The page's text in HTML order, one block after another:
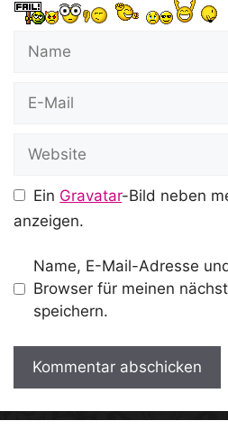
Mail
Ein Gravatar-Bild neben
anzeigen.
Name, E-Mail-Adresse
Browser für meinen
speichern.
A